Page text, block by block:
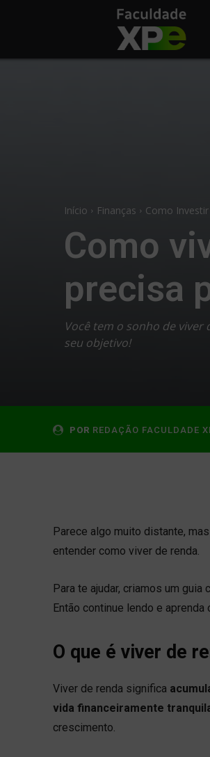
Início Finanças Como Investir
Como
precisa
Você tem o sonho de
seu objetivo!
POR REDAÇÃO FACULDADE
Parece algo muito distante,
entender como viver de renda.
Para te ajudar, criamos um
Então continue lendo e aprenda
O que é viver de
Viver de renda significa
vida financeiramente
crescimento.